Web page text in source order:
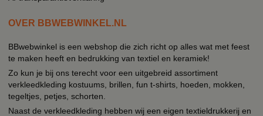
OVER BBWEBWINKEL.NL
BBwebwinkel is een webshop die zich richt op alles wat met feest
te maken heeft en bedrukking van textiel en keramiek!
Zo kun je bij ons terecht voor een uitgebreid assortiment
verkleedkleding kostuums, brillen, fun t-shirts, hoeden, mokken,
tegeltjes, petjes, schorten.
Naast de verkleedkleding hebben wij een eigen textieldrukkerij en